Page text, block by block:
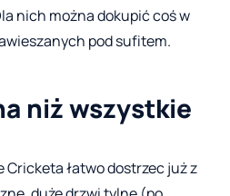
nich można dokupić coś w
pod sufitem.
niż wszystkie
łatwo dostrzec już z